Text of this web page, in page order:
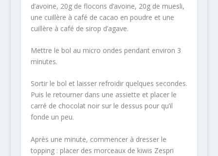
d’avoine, 20g de flocons d’avoine, 20g de muesli,
une cuillère à café de cacao en poudre et une
cuillère à café de sirop d’agave.
Mettre le bol au micro ondes pendant environ 3
minutes.
Sortir le bol et laisser refroidir quelques secondes.
Puis le retourner dans une assiette et placer le
carré de chocolat noir sur le dessus pour qu’il
fonde un peu.
Après une minute, commencer à dresser le
topping : placer des morceaux de kiwis Zespri